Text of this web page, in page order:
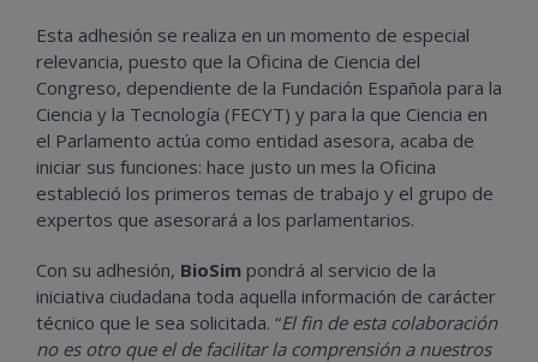
Esta adhesión se realiza en un momento de especial
relevancia, puesto que la Oficina de Ciencia del
Congreso, dependiente de la Fundación Española para la
Ciencia y la Tecnología (FECYT) y para la que Ciencia en
el Parlamento actúa como entidad asesora, acaba de
iniciar sus funciones: hace justo un mes la Oficina
estableció los primeros temas de trabajo y el grupo de
expertos que asesorará a los parlamentarios.
Con su adhesión, BioSim pondrá al servicio de la
iniciativa ciudadana toda aquella información de carácter
técnico que le sea solicitada. “El fin de esta colaboración
no es otro que el de facilitar la comprensión a nuestros